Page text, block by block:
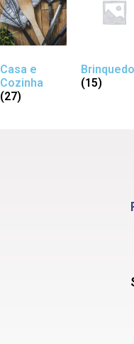
Casa e
Cozinha
(27)
(15)